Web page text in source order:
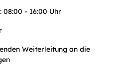
08:00 - 16:00 Uhr
Weiterleitung an die